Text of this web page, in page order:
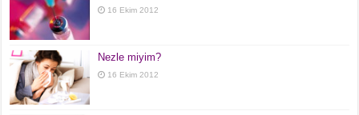
16 Ekim 2012
Nezle miyim?
16 Ekim 2012